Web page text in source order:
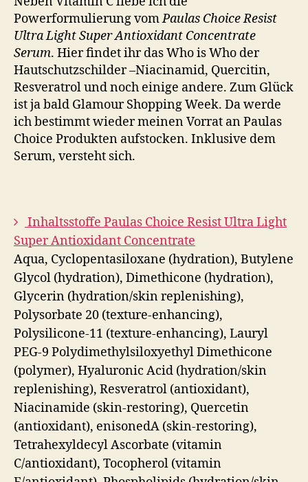
Powerformulierung vomPaulas Choice Resist
Ultra Light Super Antioxidant Concentrate
Serum. Hier findet ihr das Who is Who der
Hautschutzschilder –Niacinamid, Quercitin,
Resveratrol und noch einige andere. Zum Glück
ist ja bald Glamour Shopping Week. Da werde
ich bestimmt wieder meinen Vorrat an Paulas
Choice Produkten aufstocken. Inklusive dem
Serum, versteht sich.
Inhaltsstoffe Paulas Choice Resist Ultra Light
Super Antioxidant Concentrate
Aqua, Cyclopentasiloxane (hydration), Butylene
Glycol (hydration), Dimethicone (hydration),
Glycerin (hydration/skin replenishing),
Polysorbate 20 (texture-enhancing),
Polysilicone-11 (texture-enhancing), Lauryl
PEG-9 Polydimethylsiloxyethyl Dimethicone
(polymer), Hyaluronic Acid (hydration/skin
replenishing), Resveratrol (antioxidant),
Niacinamide (skin-restoring), Quercetin
(antioxidant), enisonedA (skin-restoring),
Tetrahexyldecyl Ascorbate (vitamin
C/antioxidant), Tocopherol (vitamin